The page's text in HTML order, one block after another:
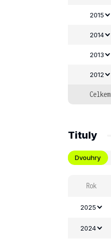
2015
2014
2013
2012
Celkem
Tituly
Dvouhry
Rok
2025
2024